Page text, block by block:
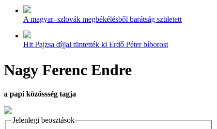
A magyar–szlovák megbékélésből barátság született
Hit Pajzsa díjjal tüntették ki Erdő Péter bíborost
Nagy Ferenc Endre
a papi közössség tagja
Jelenlegi beosztások